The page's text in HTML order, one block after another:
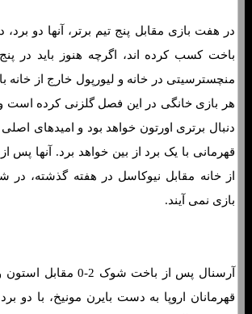
در هفت بازی مقابل پنج تیم برتر، آنها دو
باخت کسب کرده اند، اگرچه هنوز باید در
منچسترسیتی در خانه و لیورپول خارج از خانه
هر بازی خانگی در این فصل گلزنی کرده است
دنبال برتری اورتون خواهد بود و امیدهای
از خانه مقابل نیوکاسل در هفته گذشته، در
بازی نمی آیند.
آرسنال پس از باخت شوک 2-
قهرمانان اروپا به دست بایرن مونیخ، با دو